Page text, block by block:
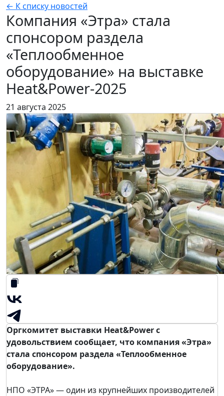
← К списку новостей
Компания «Этра» стала
спонсором раздела
«Теплообменное
оборудование» на выставке
Heat&Power-2025
21 августа 2025
Оргкомитет выставки Heat&Power с
удовольствием сообщает, что компания «Этра»
стала спонсором раздела «Теплообменное
оборудование».
НПО «ЭТРА» — один из крупнейших производителей